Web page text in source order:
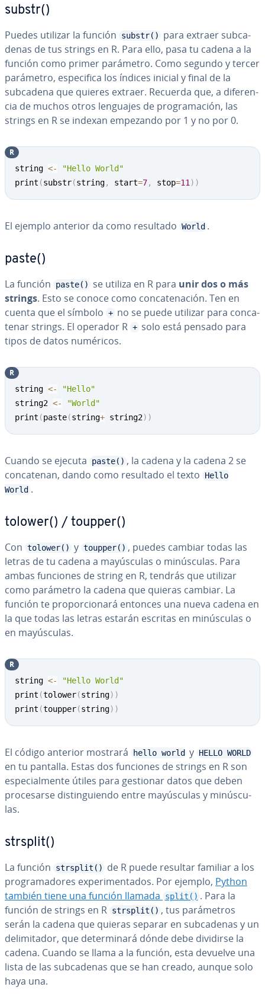
substr()
Puedes utilizar la función substr()
para extraer su­b­ca­
de­nas de tus strings en R. Para ello, pasa tu cadena a la
función como primer parámetro. Como segundo y tercer
parámetro, es­pe­ci­fi­ca los índices inicial y final de la
subcadena que quieres extraer. Recuerda que, a di­fe­re­n­
cia de muchos otros lenguajes de pro­gra­ma­ción, las
strings en R se indexan empezando por 1 y no por 0.
string <-
"Hello World"
print (substr(string, start=7, stop=11 ) )
R
El ejemplo anterior da como resultado World .
paste()
La función paste() se utiliza en R para unir dos o más
strings. Esto se conoce como co­n­ca­te­na­ción. Ten en
cuenta que el símbolo + no se puede utilizar para co­n­ca­
te­nar strings. El operador R + solo está pensado para
tipos de datos numéricos.
string <-
"Hello"
string2 <-
"World"
print (paste(string+ string2) )
R
Cuando se ejecuta paste() , la cadena y la cadena 2 se
co­n­ca­te­nan, dando como resultado el texto
Hello
World .
tolower() / toupper()
Con tolower() y toupper() , puedes cambiar todas las
letras de tu cadena a ma­yú­s­cu­las o mi­nú­s­cu­las. Para
ambas funciones de string en R, tendrás que utilizar
como parámetro la cadena que quieras cambiar. La
función te pro­po­r­cio­na­rá entonces una nueva cadena en
la que todas las letras estarán escritas en mi­nú­s­cu­las o
en ma­yú­s­cu­las.
string <-
"Hello World"
print (tolower(string) )
print (toupper(string) )
R
El código anterior mostrará hello world y HELLO WORLD
en tu pantalla. Estas dos funciones de strings en R son
es­pe­cia­l­me­n­te útiles para gestionar datos que deben
pro­ce­sar­se di­s­ti­n­guie­n­do entre ma­yú­s­cu­las y mi­nú­s­cu­
las.
strsplit()
La función strsplit()
de R puede resultar familiar a los
pro­gra­ma­do­res ex­pe­ri­me­n­ta­dos. Por ejemplo, Python
también tiene una función llamada
split() . Para la
función de strings en R strsplit() , tus pa­rá­me­tros
serán la cadena que quieras separar en su­b­ca­de­nas y un
de­li­mi­ta­dor, que de­te­r­mi­na­rá dónde debe dividirse la
cadena. Cuando se llama a la función, esta devuelve una
lista de las su­b­ca­de­nas que se han creado, aunque solo
haya una.